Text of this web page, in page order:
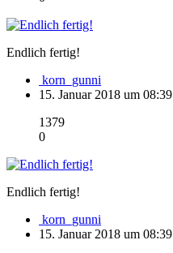
Endlich fertig!
korn_gunni
15. Januar 2018 um 08:39
1379
0
Endlich fertig!
korn_gunni
15. Januar 2018 um 08:39